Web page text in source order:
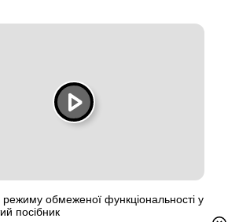
обмеженої функціональності у
посібник